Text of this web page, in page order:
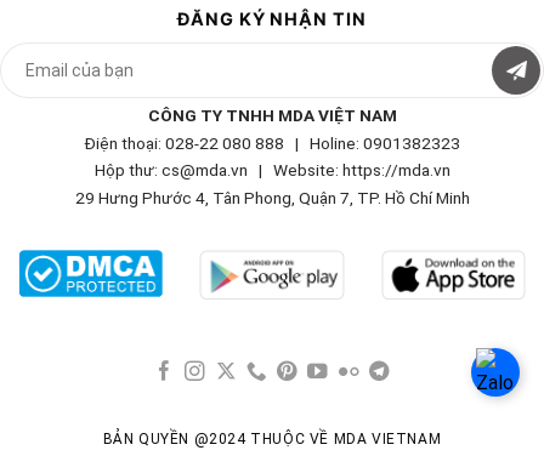
ĐĂNG KÝ NHẬN TIN
CÔNG TY TNHH MDA VIỆT NAM
Điện thoại: 028-22 080 888 | Holine: 0901382323
Hộp thư: cs@mda.vn | Website: https://mda.vn
29 Hưng Phước 4, Tân Phong, Quận 7, TP. Hồ Chí Minh
BẢN QUYỀN @2024 THUỘC VỀ MDA VIETNAM